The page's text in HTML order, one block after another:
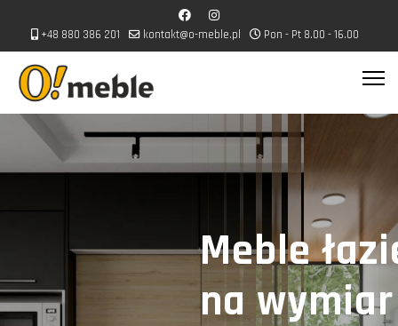
+48 880 386 201 kontakt@o-meble.pl Pon - Pt 8.00 - 16.00
Meble łazienkowe
na wymiar